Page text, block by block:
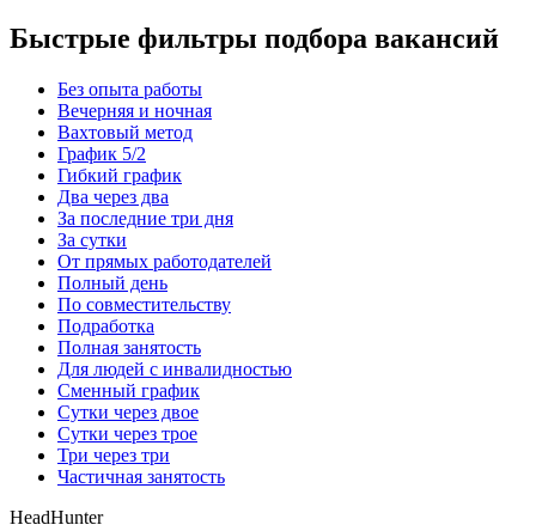
Быстрые фильтры подбора вакансий
Без опыта работы
Вечерняя и ночная
Вахтовый метод
График 5/2
Гибкий график
Два через два
За последние три дня
За сутки
От прямых работодателей
Полный день
По совместительству
Подработка
Полная занятость
Для людей с инвалидностью
Сменный график
Сутки через двое
Сутки через трое
Три через три
Частичная занятость
HeadHunter